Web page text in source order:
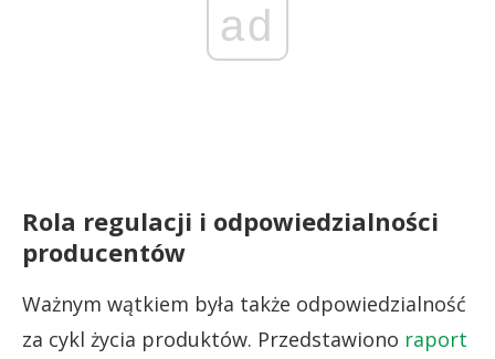
ad
Rola regulacji i odpowiedzialności
producentów
Ważnym wątkiem była także odpowiedzialność
za cykl życia produktów. Przedstawiono raport